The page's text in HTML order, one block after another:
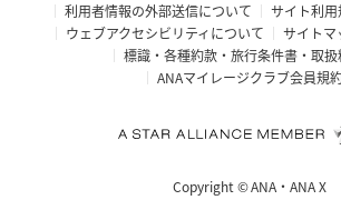
利用者情報の外部送信について
サイト利用
ウェブアクセシビリティについて
サイトマ
標識・各種約款・旅行条件書・取扱
ANAマイレージクラブ会員規
Copyright ©ANA・ANA X